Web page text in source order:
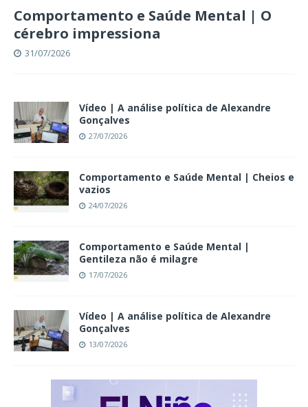
Comportamento e Saúde Mental | O
cérebro impressiona
31/07/2026
Vídeo | A análise política de Alexandre
Gonçalves
27/07/2026
Comportamento e Saúde Mental | Cheios e
vazios
24/07/2026
Comportamento e Saúde Mental |
Gentileza não é milagre
17/07/2026
Vídeo | A análise política de Alexandre
Gonçalves
13/07/2026